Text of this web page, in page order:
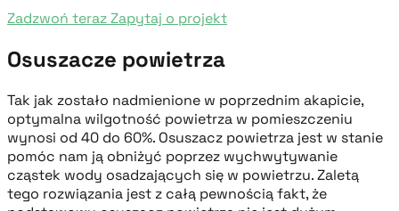
Zadzwoń terazZapytaj o projekt
Osuszacze powietrza
Tak jak zostało nadmienione w poprzednim akapicie,
optymalna wilgotność powietrza w pomieszczeniu
wynosi od 40 do 60%. Osuszacz powietrza jest w stanie
pomóc nam ją obniżyć poprzez wychwytywanie
cząstek wody osadzających się w powietrzu. Zaletą
tego rozwiązania jest z całą pewnością fakt, że